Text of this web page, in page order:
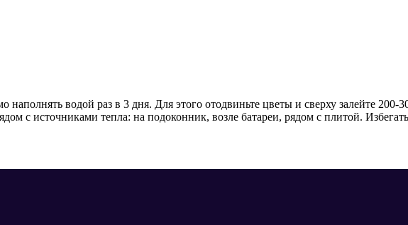
водой раз в 3 дня. Для этого отодвиньте цветы и сверху залейте 200-
с источниками тепла: на подоконник, возле батареи, рядом с плитой.